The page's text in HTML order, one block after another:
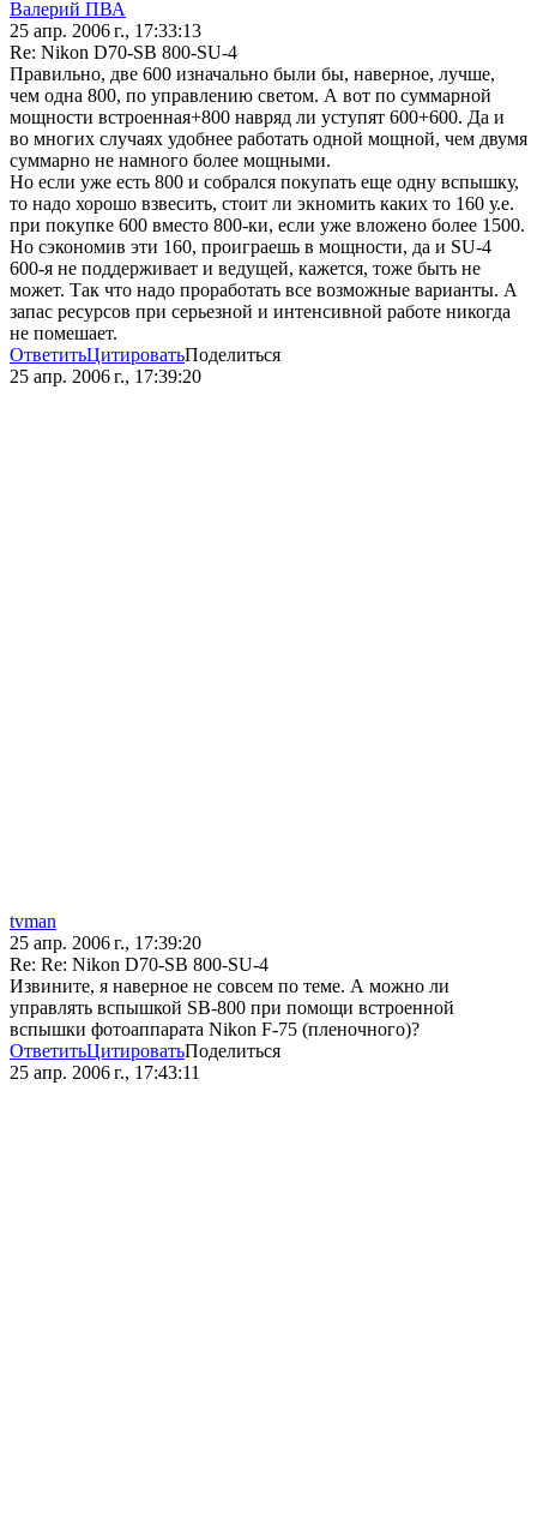
Валерий ПВА
25 апр. 2006 г., 17:33:13
Re: Nikon D70-SB 800-SU-4
Правильно, две 600 изначально были бы, наверное, лучше,
чем одна 800, по управлению светом. А вот по суммарной
мощности встроенная+800 навряд ли уступят 600+600. Да и
во многих случаях удобнее работать одной мощной, чем двумя
суммарно не намного более мощными.
Но если уже есть 800 и собрался покупать еще одну вспышку,
то надо хорошо взвесить, стоит ли экномить каких то 160 у.е.
при покупке 600 вместо 800-ки, если уже вложено более 1500.
Но сэкономив эти 160, проиграешь в мощности, да и SU-4
600-я не поддерживает и ведущей, кажется, тоже быть не
может. Так что надо проработать все возможные варианты. А
запас ресурсов при серьезной и интенсивной работе никогда
не помешает.
ОтветитьЦитироватьПоделиться
25 апр. 2006 г., 17:39:20
tvman
25 апр. 2006 г., 17:39:20
Re: Re: Nikon D70-SB 800-SU-4
Извините, я наверное не совсем по теме. А можно ли
управлять вспышкой SB-800 при помощи встроенной
вспышки фотоаппарата Nikon F-75 (пленочного)?
ОтветитьЦитироватьПоделиться
25 апр. 2006 г., 17:43:11